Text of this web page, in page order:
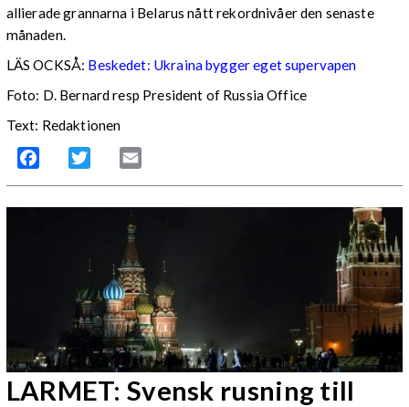
allierade grannarna i Belarus nått rekordnivåer den senaste
månaden.
LÄS OCKSÅ: Beskedet: Ukraina bygger eget supervapen
Foto: D. Bernard resp President of Russia Office
Text: Redaktionen
Facebook Twitter
LARMET: Svensk rusning till